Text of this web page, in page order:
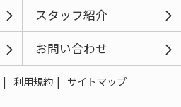
スタッフ紹介
お問い合わせ
利用規約 サイトマップ